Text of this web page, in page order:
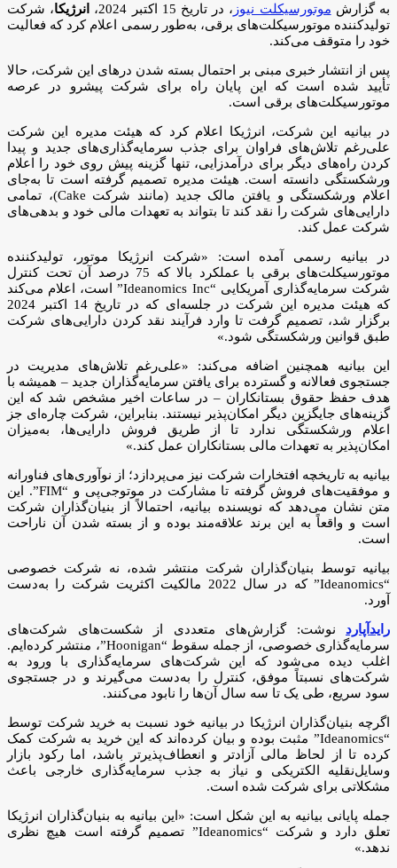
به گزارش موتورسیکلت نیوز ، در تاریخ 15 اکتبر 2024، انرژیکا، شرکت
تولیدکننده موتورسیکلت‌های برقی، به‌طور رسمی اعلام کرد که فعالیت
خود را متوقف می‌کند.
پس از انتشار خبری مبنی بر احتمال بسته شدن درهای این شرکت، حالا
تأیید شده است که این پایان راه برای شرکت پیشرو در عرصه
موتورسیکلت‌های برقی است.
در بیانیه‌ این شرکت، انرژیکا اعلام کرد که هیئت مدیره این شرکت
علی‌رغم تلاش‌های فراوان برای جذب سرمایه‌گذاری‌های جدید و پیدا
کردن راه‌های دیگر برای درآمدزایی، تنها گزینه پیش روی خود را اعلام
ورشکستگی دانسته است. هیئت مدیره تصمیم گرفته است تا به‌جای
اعلام ورشکستگی و یافتن مالک جدید (مانند شرکت Cake)، تمامی
دارایی‌های شرکت را نقد کند تا بتواند به تعهدات مالی خود و بدهی‌های
شرکت عمل کند.
در بیانیه رسمی آمده است: «شرکت انرژیکا موتور، تولیدکننده
موتورسیکلت‌های برقی با عملکرد بالا که 75 درصد آن تحت کنترل
شرکت سرمایه‌گذاری آمریکایی “Ideanomics Inc” است، اعلام می‌کند
که هیئت مدیره این شرکت در جلسه‌ای که در تاریخ 14 اکتبر 2024
برگزار شد، تصمیم گرفت تا وارد فرآیند نقد کردن دارایی‌های شرکت
طبق قوانین ورشکستگی شود.»
این بیانیه همچنین اضافه می‌کند: «علی‌رغم تلاش‌های مدیریت در
جستجوی فعالانه و گسترده برای یافتن سرمایه‌گذاران جدید – همیشه با
هدف حفظ حقوق بستانکاران – در ساعات اخیر مشخص شد که این
گزینه‌های جایگزین دیگر امکان‌پذیر نیستند. بنابراین، شرکت چاره‌ای جز
اعلام ورشکستگی ندارد تا از طریق فروش دارایی‌ها، به‌میزان
امکان‌پذیر به تعهدات مالی بستانکاران عمل کند.»
بیانیه به تاریخچه افتخارات شرکت نیز می‌پردازد؛ از نوآوری‌های فناورانه
و موفقیت‌های فروش گرفته تا مشارکت در موتوجی‌پی و “FIM”. این
متن نشان می‌دهد که نویسنده بیانیه، احتمالاً از بنیان‌گذاران شرکت
است و واقعاً به این برند علاقه‌مند بوده و از بسته شدن آن ناراحت
است.
بیانیه توسط بنیان‌گذاران شرکت منتشر شده، نه شرکت خصوصی
“Ideanomics” که در سال 2022 مالکیت اکثریت شرکت را به‌دست
آورد.
رایدآپارد نوشت: گزارش‌های متعددی از شکست‌های شرکت‌های
سرمایه‌گذاری خصوصی، از جمله سقوط “Hoonigan”، منتشر کرده‌ایم.
اغلب دیده می‌شود که این شرکت‌های سرمایه‌گذاری با ورود به
شرکت‌های نسبتاً موفق، کنترل را به‌دست می‌گیرند و در جستجوی
سود سریع، طی یک تا سه سال آن‌ها را نابود می‌کنند.
اگرچه بنیان‌گذاران انرژیکا در بیانیه خود نسبت به خرید شرکت توسط
“Ideanomics” مثبت بوده و بیان کرده‌اند که این خرید به شرکت کمک
کرده تا از لحاظ مالی آزادتر و انعطاف‌پذیرتر باشد، اما رکود بازار
وسایل‌نقلیه الکتریکی و نیاز به جذب سرمایه‌گذاری خارجی باعث
مشکلاتی برای شرکت شده است.
جمله پایانی بیانیه به این شکل است: «این بیانیه به بنیان‌گذاران انرژیکا
تعلق دارد و شرکت “Ideanomics” تصمیم گرفته است هیچ نظری
ندهد.»